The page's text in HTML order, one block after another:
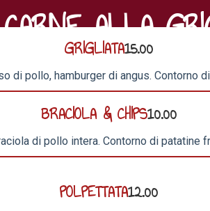
ALLA
GRIGLIATA15.00
di pollo, hamburger di angus. Contorno
BRACIOLA & CHIPS10.00
di pollo intera. Contorno di patatine
POLPETTATA12.00